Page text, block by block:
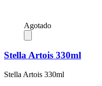
Agotado
Stella Artois 330ml
Stella Artois 330ml